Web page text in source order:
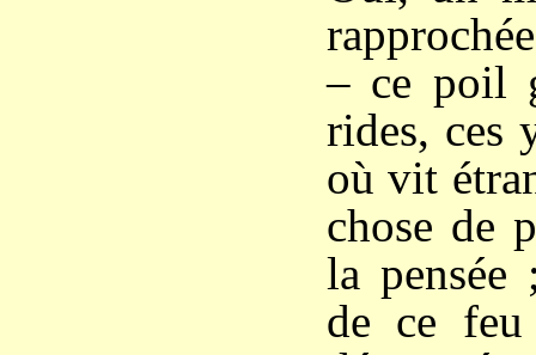
– ce poil
rides, ces
où vit
chose de
la pensée
de ce feu